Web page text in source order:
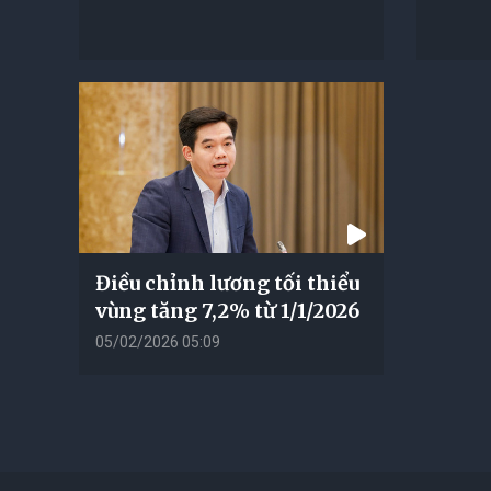
Điều chỉnh lương tối thiểu
vùng tăng 7,2% từ 1/1/2026
05/02/2026 05:09